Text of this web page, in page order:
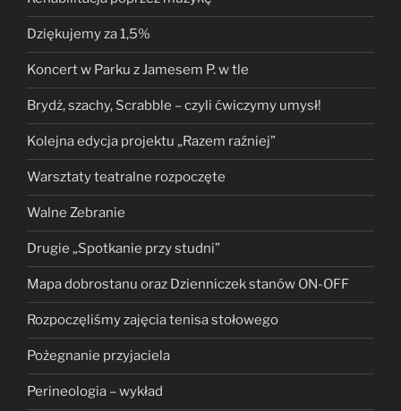
Dziękujemy za 1,5%
Koncert w Parku z Jamesem P. w tle
Brydż, szachy, Scrabble – czyli ćwiczymy umysł!
Kolejna edycja projektu „Razem raźniej”
Warsztaty teatralne rozpoczęte
Walne Zebranie
Drugie „Spotkanie przy studni”
Mapa dobrostanu oraz Dzienniczek stanów ON-OFF
Rozpoczęliśmy zajęcia tenisa stołowego
Pożegnanie przyjaciela
Perineologia – wykład